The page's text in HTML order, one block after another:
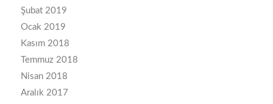
Şubat 2019
Ocak 2019
Kasım 2018
Temmuz 2018
Nisan 2018
Aralık 2017